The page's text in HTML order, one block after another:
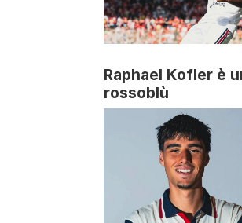
Raphael Kofler è
rossoblù